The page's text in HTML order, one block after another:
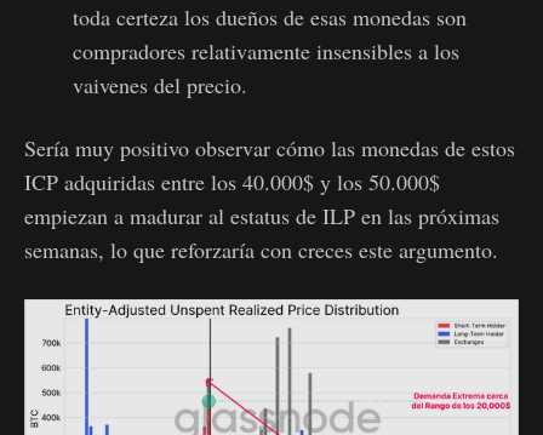
toda certeza los dueños de esas monedas son
compradores relativamente insensibles a los
vaivenes del precio.
Sería muy positivo observar cómo las monedas de estos
ICP adquiridas entre los 40.000$ y los 50.000$
empiezan a madurar al estatus de ILP en las próximas
semanas, lo que reforzaría con creces este argumento.